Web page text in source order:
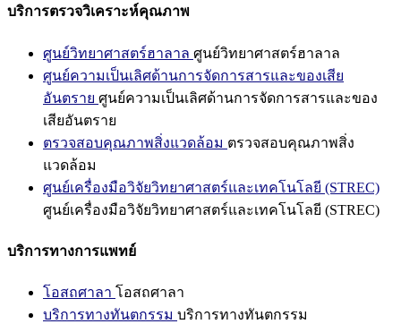
บริการตรวจวิเคราะห์คุณภาพ
ศูนย์วิทยาศาสตร์ฮาลาล ศูนย์วิทยาศาสตร์ฮาลาล
ศูนย์ความเป็นเลิศด้านการจัดการสารและของเสีย
อันตราย ศูนย์ความเป็นเลิศด้านการจัดการสารและของ
เสียอันตราย
ตรวจสอบคุณภาพสิ่งแวดล้อม ตรวจสอบคุณภาพสิ่ง
แวดล้อม
ศูนย์เครื่องมือวิจัยวิทยาศาสตร์และเทคโนโลยี (STREC)
ศูนย์เครื่องมือวิจัยวิทยาศาสตร์และเทคโนโลยี (STREC)
บริการทางการแพทย์
โอสถศาลา โอสถศาลา
บริการทางทันตกรรม บริการทางทันตกรรม